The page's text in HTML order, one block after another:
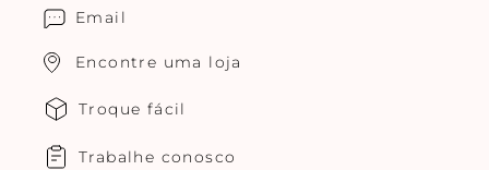
Email
Encontre uma loja
Troque fácil
Trabalhe conosco